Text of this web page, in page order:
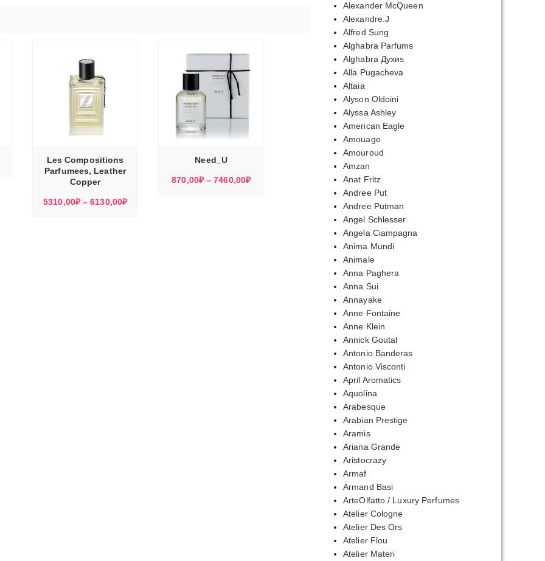
МОЖНО
ВЫБРАТЬ
НА
СТРАНИЦЕ
ТОВАРА.
Les Compositions
Parfumees, Leather
Copper
5310,00₽ – 6130,00₽Диапазон
ВЫБЕРИТЕ
ПАРАМЕТРЫ
ЭТОТ
ТОВАР
ИМЕЕТ
НЕСКОЛЬКО
МОЖНО
ВЫБРАТЬ
СТРАНИЦЕ
ТОВАРА.
Need_U
870,00₽ – 7460,00₽Диапазон
Alexander McQueen
Alexandre.J
Alfred Sung
Alghabra Parfums
Alghabra Духиs
Alla Pugacheva
Altaia
Alyson Oldoini
Alyssa Ashley
American Eagle
Amouage
Amouroud
Amzan
Anat Fritz
Andree Put
Andree Putman
Angel Schlesser
Angela Ciampagna
Anima Mundi
Animale
Anna Paghera
Anna Sui
Annayake
Anne Fontaine
Anne Klein
Annick Goutal
Antonio Banderas
Antonio Visconti
April Aromatics
Aquolina
Arabesque
Arabian Prestige
Aramis
Ariana Grande
Aristocrazy
Armaf
Armand Basi
ArteOlfatto / Luxury Perfumes
Atelier Cologne
Atelier Des Ors
Atelier Flou
Atelier Materi